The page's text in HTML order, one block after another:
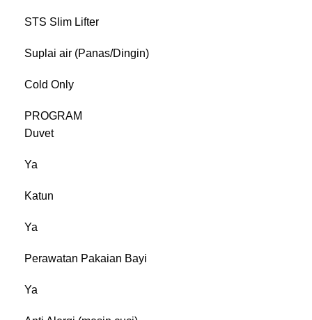
STS Slim Lifter
Suplai air (Panas/Dingin)
Cold Only
PROGRAM
Duvet
Ya
Katun
Ya
Perawatan Pakaian Bayi
Ya